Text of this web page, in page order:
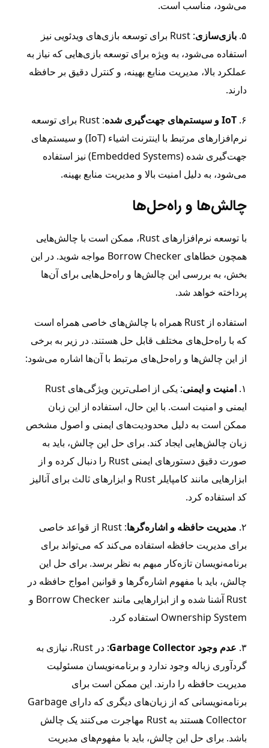
می‌شود، مناسب است.
۵. بازی‌سازی
: Rust برای توسعه بازی‌های ویدئویی نیز
استفاده می‌شود، به ویژه برای توسعه بازی‌هایی که نیاز به
عملکرد بالا، مدیریت منابع بهینه، و کنترل دقیق بر حافظه
دارند.
۶. IoT و سیستم‌های جهت‌گیری شده
: Rust برای توسعه
نرم‌افزارهای مرتبط با اینترنت اشیاء (IoT) و سیستم‌های
جهت‌گیری شده (Embedded Systems) نیز استفاده
می‌شود، به دلیل امنیت بالا و مدیریت منابع بهینه.
چالش‌ها و راه‌حل‌ها
با توسعه نرم‌افزارهای Rust، ممکن است با چالش‌هایی
همچون خطاهای Borrow Checker مواجه شوید. در این
بخش، به بررسی این چالش‌ها و راه‌حل‌هایی برای آن‌ها
پرداخته خواهد شد.
استفاده از Rust همراه با چالش‌های خاصی همراه است
که با راه‌حل‌های مختلف قابل حل هستند. در زیر به برخی
از این چالش‌ها و راه‌حل‌های مرتبط با آن‌ها اشاره می‌شود:
۱. امنیت و ایمنی
: یکی از اصلی‌ترین ویژگی‌های Rust
ایمنی و امنیت است. با این حال، استفاده از این زبان
ممکن است به دلیل محدودیت‌های ایمنی و اصول مشخص
زبان چالش‌هایی ایجاد کند. برای حل این چالش، باید به
صورت دقیق دستورهای ایمنی Rust را دنبال کرده و از
ابزارهایی مانند کامپایلر Rust و ابزارهای ثالث برای آنالیز
کد استفاده کرد.
۲. مدیریت حافظه و اشاره‌گرها
: Rust از قواعد خاصی
برای مدیریت حافظه استفاده می‌کند که می‌تواند برای
برنامه‌نویسان تازه‌کار مبهم به نظر برسد. برای حل این
چالش، باید با مفهوم اشاره‌گرها و قوانین امواج حافظه در
Rust آشنا شده و از ابزارهایی مانند Borrow Checker و
Ownership System استفاده کرد.
۳. عدم وجود Garbage Collector
: در Rust، نیازی به
گردآوری زباله وجود ندارد و برنامه‌نویسان مسئولیت
مدیریت حافظه را دارند. این ممکن است برای
برنامه‌نویسانی که از زبان‌های دیگری که دارای Garbage
Collector هستند به Rust مهاجرت می‌کنند یک چالش
باشد. برای حل این چالش، باید با مفهوم‌های مدیریت